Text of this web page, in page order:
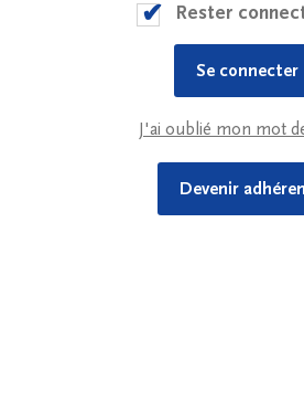
Rester
J'ai oublié mon mot
Devenir